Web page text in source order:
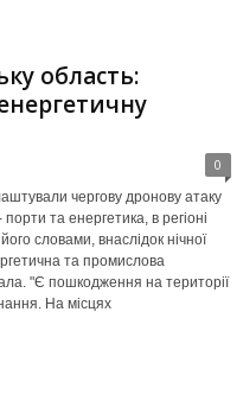
область:
0
чергову дронову атаку
та енергетика, в регіоні
словами, внаслідок нічної
та промислова
"Є пошкодження на території
На місцях